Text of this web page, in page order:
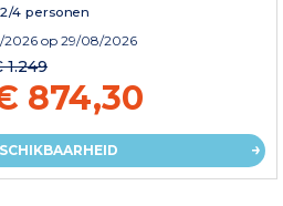
4 personen
2026 op 29/08/2026
1.249
874,30